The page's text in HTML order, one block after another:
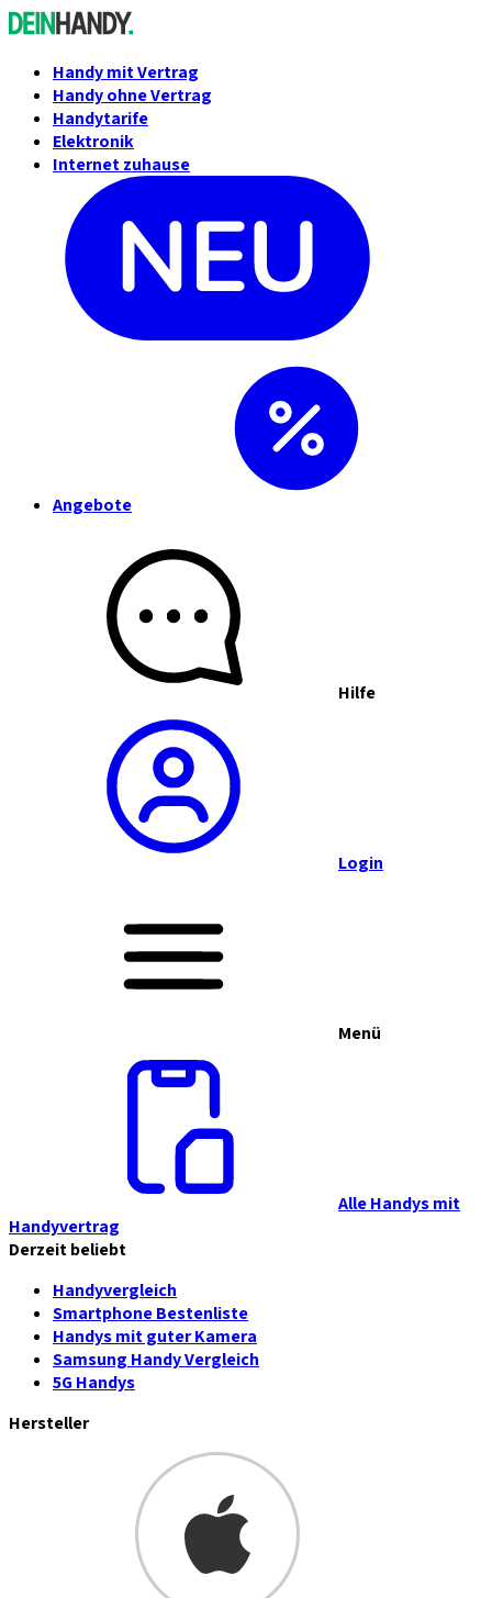
Handy mit Vertrag
Handy ohne Vertrag
Handytarife
Elektronik
Internet zuhause
Angebote
Hilfe
Login
Menü
Alle Handys mit
Handyvertrag
Derzeit beliebt
Handyvergleich
Smartphone Bestenliste
Handys mit guter Kamera
Samsung Handy Vergleich
5G Handys
Hersteller